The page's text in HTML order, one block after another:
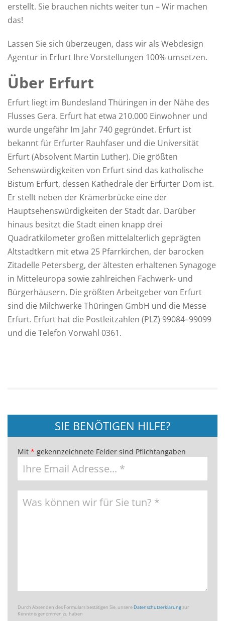
erstellt. Sie brauchen nichts weiter tun – Wir machen
das!
Lassen Sie sich überzeugen, dass wir als Webdesign
Agentur in Erfurt Ihre Vorstellungen 100% umsetzen.
Über Erfurt
Erfurt liegt im Bundesland Thüringen in der Nähe des
Flusses Gera. Erfurt hat etwa 210.000 Einwohner und
wurde ungefähr Im Jahr 740 gegründet. Erfurt ist
bekannt für Erfurter Rauhfaser und die Universität
Erfurt (Absolvent Martin Luther). Die größten
Sehenswürdigkeiten von Erfurt sind das katholische
Bistum Erfurt, dessen Kathedrale der Erfurter Dom ist.
Er stellt neben der Krämerbrücke eine der
Hauptsehenswürdigkeiten der Stadt dar. Darüber
hinaus besitzt die Stadt einen knapp drei
Quadratkilometer großen mittelalterlich geprägten
Altstadtkern mit etwa 25 Pfarrkirchen, der barocken
Zitadelle Petersberg, der ältesten erhaltenen Synagoge
in Mitteleuropa sowie zahlreichen Fachwerk- und
Bürgerhäusern. Die größten Arbeitgeber von Erfurt
sind die Milchwerke Thüringen GmbH und die Messe
Erfurt. Erfurt hat die Postleitzahlen (PLZ) 99084–99099
und die Telefon Vorwahl 0361.
SIE BENÖTIGEN HILFE?
Mit * gekennzeichnete Felder sind Pflichtangaben
Durch Absenden des Formulars bestätigen Sie, unsereDatenschutzerklärungzur
Kenntnis genommen zu haben